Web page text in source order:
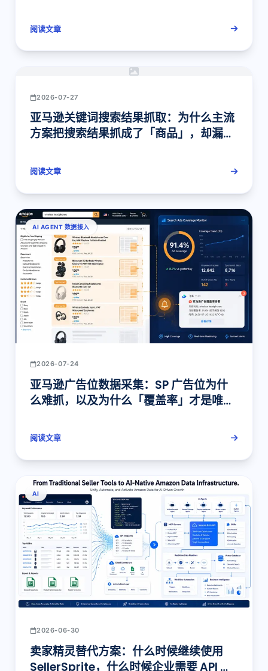
阅读文章
2026-07-27
亚马逊关键词搜索结果抓取：为什么主流
方案把搜索结果抓成了「商品」，却漏掉
阅读文章
AI AGENT 数据接入
2026-07-24
亚马逊广告位数据采集：SP 广告位为什
么难抓，以及为什么「覆盖率」才是唯一
阅读文章
AI
2026-06-30
卖家精灵替代方案：什么时候继续使用
SellerSprite，什么时候企业需要 API 数